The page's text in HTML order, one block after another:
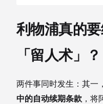
利物浦真的
「留人术」？
两件事同时发生：其一
中的自动续期条款，将